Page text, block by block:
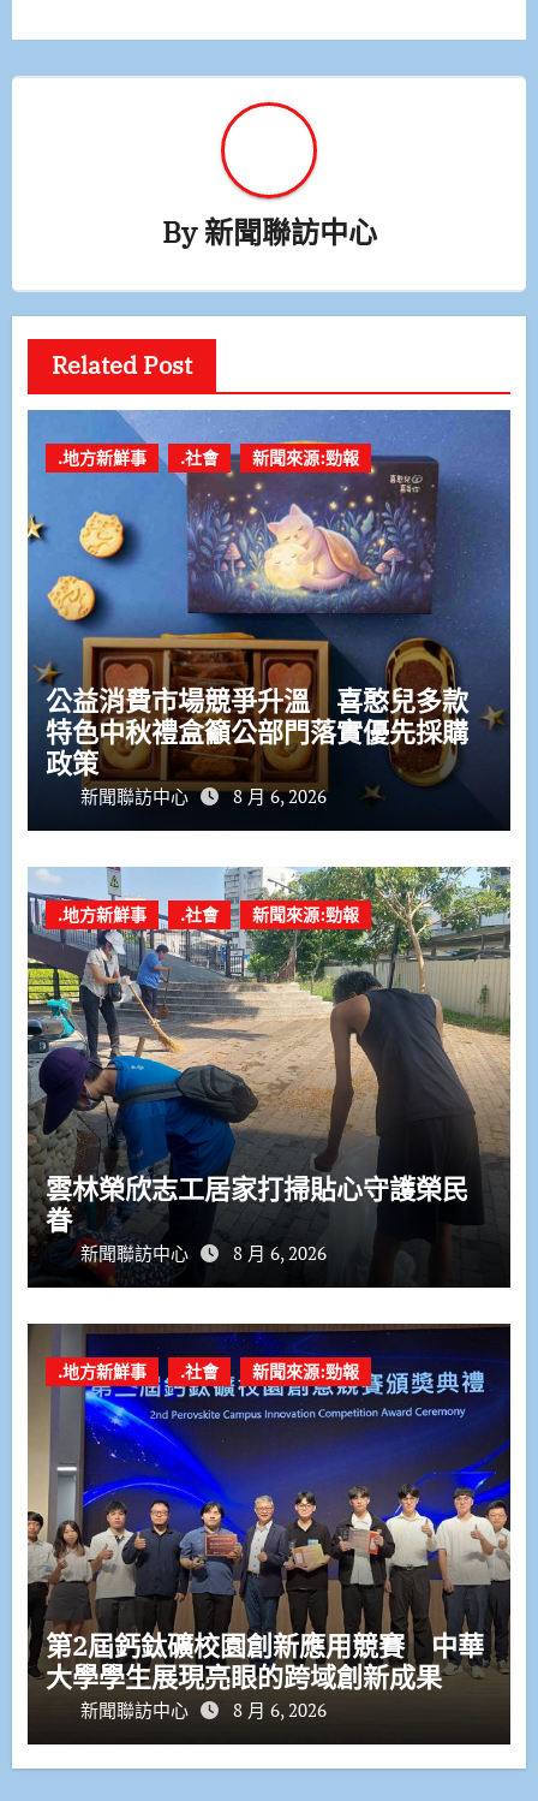
覽
By新聞聯訪中心
Related Post
.地方新鮮事 .社會 新聞來源:勁報
公益消費市場競爭升溫 喜憨兒多款
特色中秋禮盒籲公部門落實優先採購
政策
新聞聯訪中心 8 月 6, 2026
.地方新鮮事 .社會 新聞來源:勁報
雲林榮欣志工居家打掃貼心守護榮民
眷
新聞聯訪中心 8 月 6, 2026
.地方新鮮事 .社會 新聞來源:勁報
第2屆鈣鈦礦校園創新應用競賽 中華
大學學生展現亮眼的跨域創新成果
新聞聯訪中心 8 月 6, 2026